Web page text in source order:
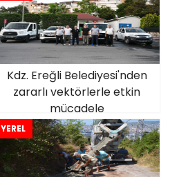
Kdz. Ereğli Belediyesi'nden
zararlı vektörlerle etkin
mücadele
YEREL